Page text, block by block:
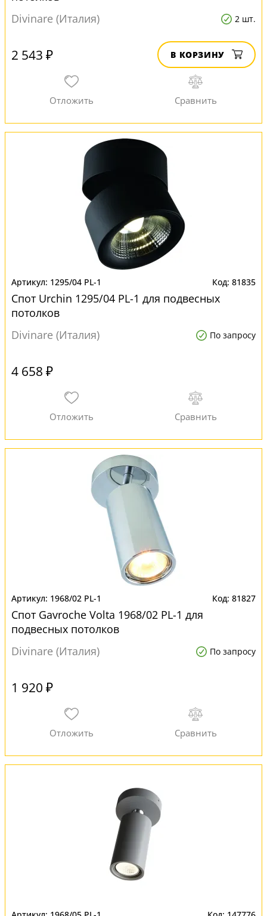
Divinare (Италия)
2 шт.
2 543 ₽ В КОРЗИНУ
1295/04 PL-1 81835
Спот Urchin 1295/04 PL-1 для подвесных
потолков
Divinare (Италия)
По запросу
4 658 ₽
1968/02 PL-1 81827
Спот Gavroche Volta 1968/02 PL-1 для
подвесных потолков
Divinare (Италия)
По запросу
1 920 ₽